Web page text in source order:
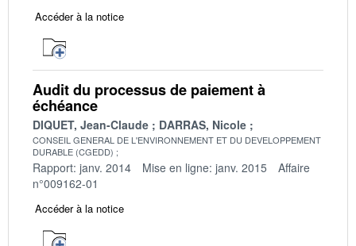
Accéder à la notice
Audit du processus de paiement à
échéance
DIQUET, Jean-Claude DARRAS, Nicole
CONSEIL GENERAL DE L'ENVIRONNEMENT ET DU DEVELOPPEMENT
DURABLE (CGEDD)
Rapport: janv. 2014 Mise en ligne: janv. 2015
Affaire
n°009162-01
Accéder à la notice